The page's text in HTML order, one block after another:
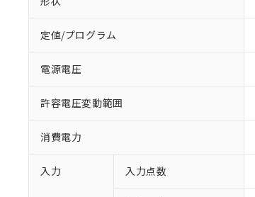
定値/プログラム
電源電圧
許容電圧変動範囲
消費電力
入力 入力点数